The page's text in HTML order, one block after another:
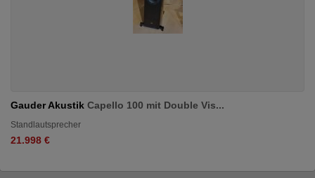
Gauder Akustik Capello 100 mit Double Vis...
Standlautsprecher
21.998 €